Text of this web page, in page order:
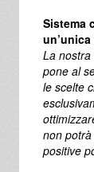
Sistema
La
pone al
le scelte
non
positive